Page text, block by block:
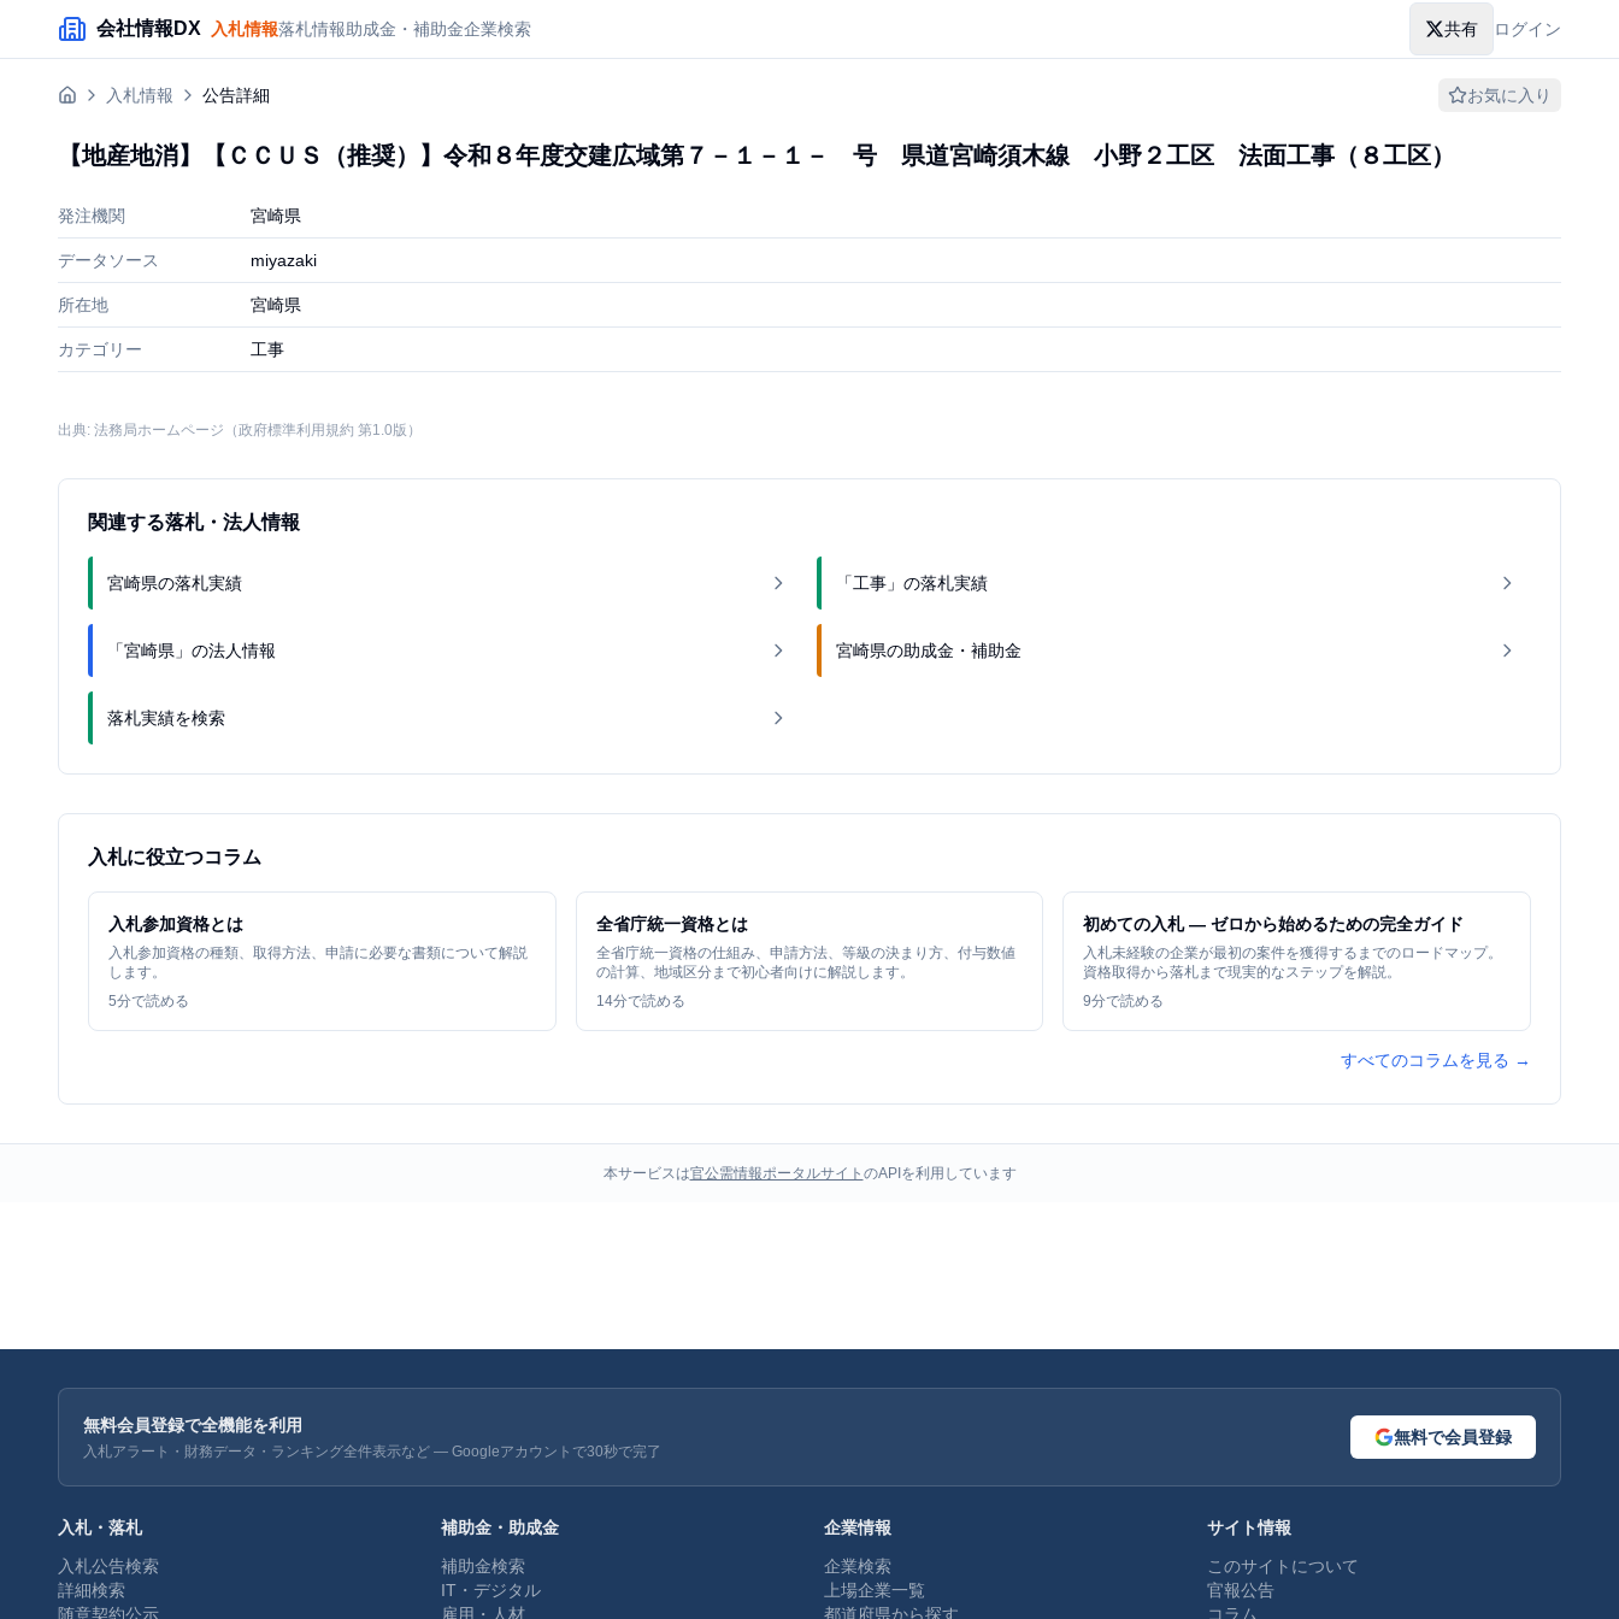
メインコンテンツにスキップ
会社情報DX 入札情報落札情報助成金・補助金企業検索 共有 ログイン
入札情報 公告詳細 お気に入り
【地産地消】【ＣＣＵＳ（推奨）】令和８年度交建広域第７－１－１－ 号 県道宮崎須木線 小野２工区 法面工事（８工区）
発注機関 宮崎県
データソース miyazaki
所在地 宮崎県
カテゴリー 工事
出典: 法務局ホームページ（政府標準利用規約 第1.0版）
関連する落札・法人情報
宮崎県の落札実績 「工事」の落札実績
「宮崎県」の法人情報 宮崎県の助成金・補助金
落札実績を検索
入札に役立つコラム
入札参加資格とは
入札参加資格の種類、取得方法、申請に必要な書類について解説
します。
5分で読める
全省庁統一資格とは
全省庁統一資格の仕組み、申請方法、等級の決まり方、付与数値
の計算、地域区分まで初心者向けに解説します。
14分で読める
初めての入札 — ゼロから始めるための完全ガイド
入札未経験の企業が最初の案件を獲得するまでのロードマップ。
資格取得から落札まで現実的なステップを解説。
9分で読める
すべてのコラムを見る →
本サービスは官公需情報ポータルサイト のAPIを利用しています
無料会員登録で全機能を利用
入札アラート・財務データ・ランキング全件表示など — Googleアカウントで30秒で完了
無料で会員登録
入札・落札
入札公告検索
詳細検索
随意契約公示
補助金・助成金
補助金検索
IT・デジタル
雇用・人材
企業情報
企業検索
上場企業一覧
都道府県から探す
サイト情報
このサイトについて
官報公告
コラム